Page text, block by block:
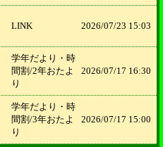
LINK 2026/07/23 15:03
学年だより・時
間割/2年おたよ
り
2026/07/17 16:30
学年だより・時
間割/3年おたよ
り
2026/07/17 15:00